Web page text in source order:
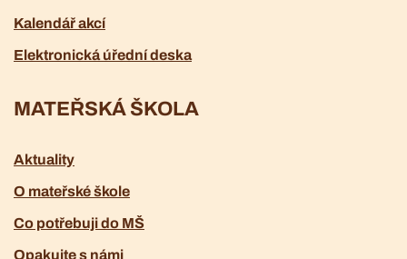
Kalendář akcí
Elektronická úřední deska
MATEŘSKÁ ŠKOLA
Aktuality
O mateřské škole
Co potřebuji do MŠ
Opakujte s námi